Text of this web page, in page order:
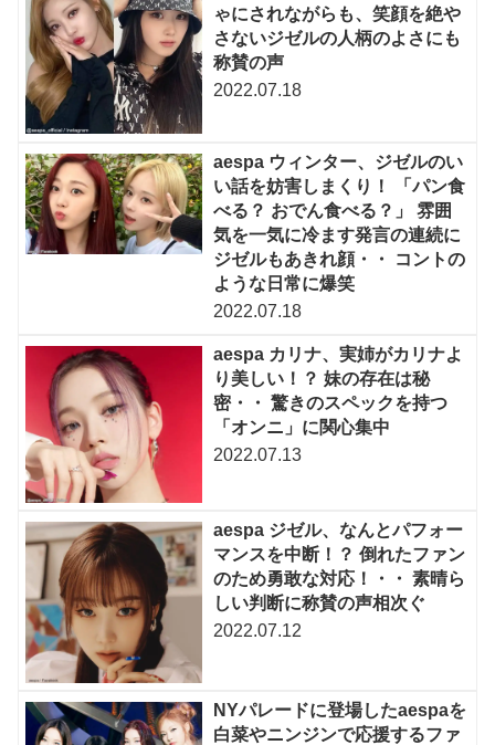
ゃにされながらも、笑顔を絶や
さないジゼルの人柄のよさにも
称賛の声
2022.07.18
aespa ウィンター、ジゼルのい
い話を妨害しまくり！ 「パン食
べる？ おでん食べる？」 雰囲
気を一気に冷ます発言の連続に
ジゼルもあきれ顔・・ コントの
ような日常に爆笑
2022.07.18
aespa カリナ、実姉がカリナよ
り美しい！？ 妹の存在は秘
密・・ 驚きのスペックを持つ
「オンニ」に関心集中
2022.07.13
aespa ジゼル、なんとパフォー
マンスを中断！？ 倒れたファン
のため勇敢な対応！・・ 素晴ら
しい判断に称賛の声相次ぐ
2022.07.12
NYパレードに登場したaespaを
白菜やニンジンで応援するファ